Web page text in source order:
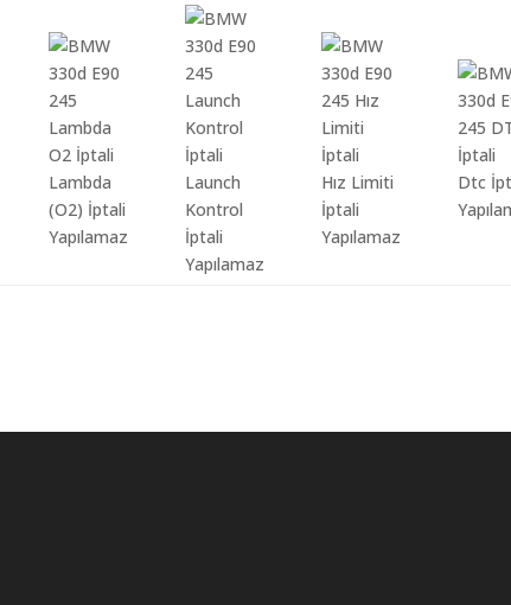
Lambda
(O2) İptali
Yapılamaz
Launch
Kontrol
İptali
Yapılamaz
Hız Limiti
İptali
Yapılamaz
Dtc